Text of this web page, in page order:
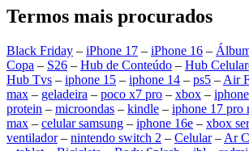
Termos mais procurados
Black Friday – iPhone 17 – iPhone 16 –
Copa – S26 – Hub de Conteúdo – Hub
Hub Tvs – iphone 15 – iphone 14 – ps5 – Air
max – geladeira – poco x7 pro – xbox – iphone
protein – microondas – kindle – iphone 17 pro
max – celular samsung – iphone 16e – xbox
ventilador– nintendo switch 2 – Celular– Ar